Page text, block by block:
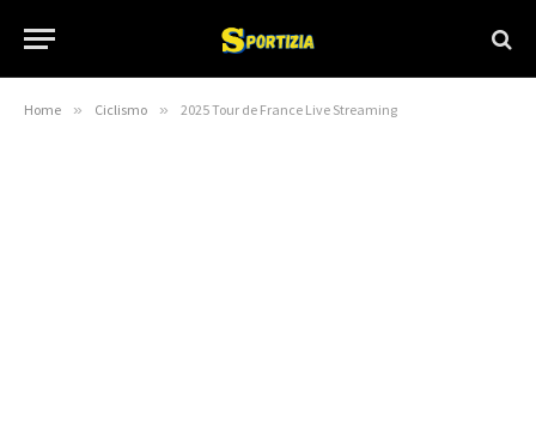
Home » Ciclismo » 2025 Tour de France Live Streaming